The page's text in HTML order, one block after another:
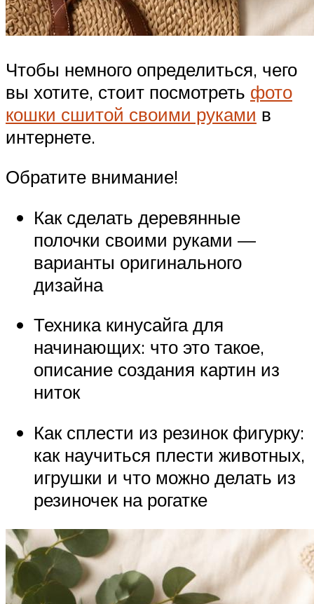
Чтобы немного определиться, чего
вы хотите, стоит посмотреть фото
кошки сшитой своими руками в
интернете.
Обратите внимание!
Как сделать деревянные
полочки своими руками —
варианты оригинального
дизайна
Техника кинусайга для
начинающих: что это такое,
описание создания картин из
ниток
Как сплести из резинок фигурку:
как научиться плести животных,
игрушки и что можно делать из
резиночек на рогатке